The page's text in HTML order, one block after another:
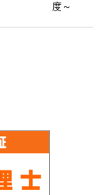
度～